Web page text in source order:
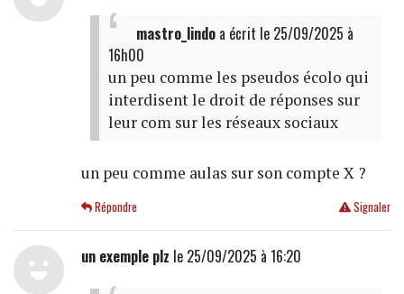
mastro_lindoa écrit le 25/09/2025 à
16h00
un peu comme les pseudos écolo qui
interdisent le droit de réponses sur
leur com sur les réseaux sociaux
un peu comme aulas sur son compte X ?
Signaler
Répondre
un exemple plz le 25/09/2025 à 16:20